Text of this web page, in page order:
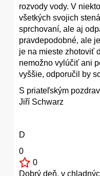
rozvody vody. V
všetkých svojich
sprchovaní, ale aj
pravdepodobné, ale
je na mieste zhotoviť
nemožno vylúčiť ani
vyššie, odporučil by
S priateľským
Jiří Schwarz
D
0
0
Dobrý deň, v